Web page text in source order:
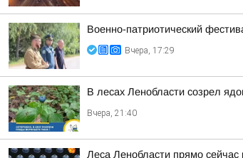
Военно-патриотический
Вчера, 17:29
В лесах Ленобласти созрел
Вчера, 21:40
Леса Ленобласти прямо